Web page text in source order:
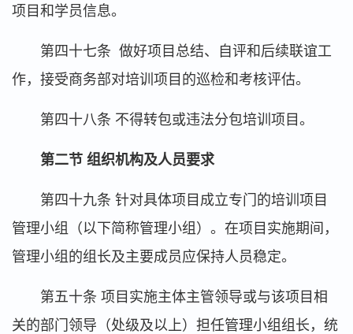
项目和学员信息。
第四十七条 做好项目总结、自评和后续联谊工
作，接受商务部对培训项目的巡检和考核评估。
第四十八条 不得转包或违法分包培训项目。
第二节 组织机构及人员要求
第四十九条 针对具体项目成立专门的培训项目
管理小组（以下简称管理小组）。在项目实施期间，
管理小组的组长及主要成员应保持人员稳定。
第五十条 项目实施主体主管领导或与该项目相
关的部门领导（处级及以上）担任管理小组组长，统